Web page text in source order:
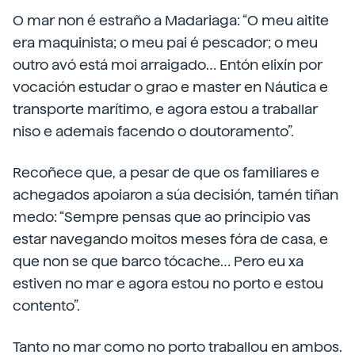
O mar non é estraño a Madariaga: “O meu aitite
era maquinista; o meu pai é pescador; o meu
outro avó está moi arraigado… Entón elixín por
vocación estudar o grao e master en Náutica e
transporte marítimo, e agora estou a traballar
niso e ademais facendo o doutoramento”.
Recoñece que, a pesar de que os familiares e
achegados apoiaron a súa decisión, tamén tiñan
medo: “Sempre pensas que ao principio vas
estar navegando moitos meses fóra de casa, e
que non se que barco tócache… Pero eu xa
estiven no mar e agora estou no porto e estou
contento”.
Tanto no mar como no porto traballou en ambos.